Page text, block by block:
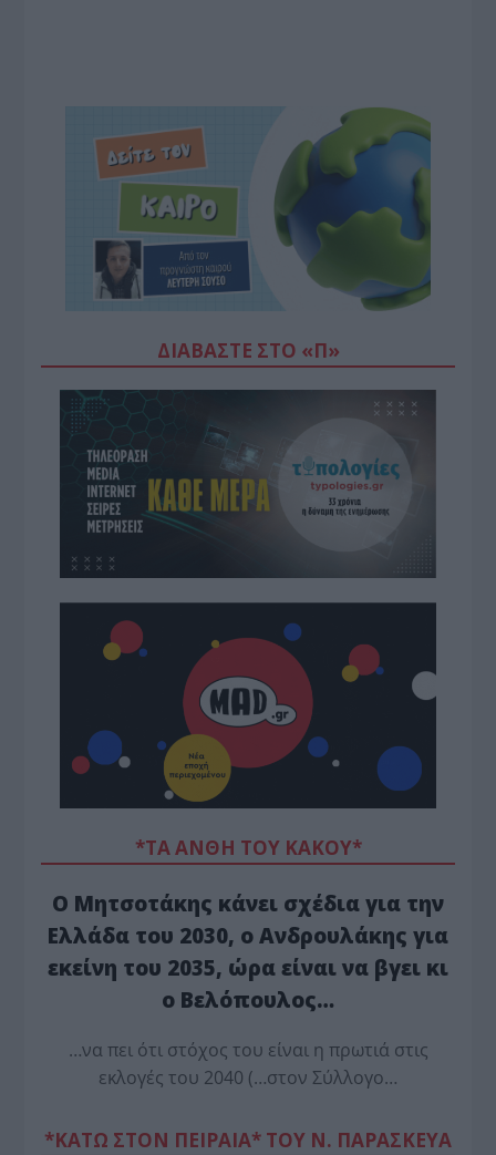
ΔΙΑΒΆΣΤΕ ΣΤΟ «Π»
*ΤΑ ΆΝΘΗ ΤΟΥ ΚΑΚΟΎ*
Ο Μητσοτάκης κάνει σχέδια για την
Ελλάδα του 2030, ο Ανδρουλάκης για
εκείνη του 2035, ώρα είναι να βγει κι
ο Βελόπουλος…
…να πει ότι στόχος του είναι η πρωτιά στις
εκλογές του 2040 (…στον Σύλλογο…
*ΚΑΤΩ ΣΤΟΝ ΠΕΙΡΑΙΑ* ΤΟΥ Ν. ΠΑΡΑΣΚΕΥΑ